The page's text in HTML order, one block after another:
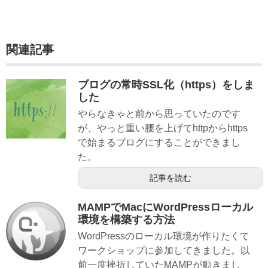
関連記事
ブログの常時SSL化（https）をしま
した
やらなきゃと前から思っていたのです
が、やっと重い腰を上げてhttpからhttps
で始まるブログにすることができまし
た。
記事を読む
MAMPでMacにWordPressローカル
環境を構築する方法
WordPressのローカル環境が作りたくて
ワークショップに参加してきました。以
前一度挫折していたMAMPが動きまし